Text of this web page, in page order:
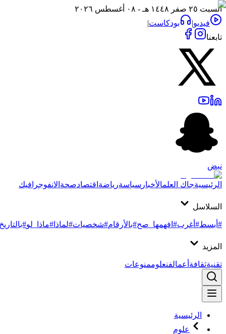
السبت ٢٥ صفر ١٤٤٨ هـ - ٠٨ أغسطس ٢٠٢٦
فيديو| بودكاست|
تابعنا
نبض
الرئيسيةجاك العلمالأخبار سياسةرياضةاقتصادصحةالانفوجرافيك
السلاسل
#أبسط#أغرب#افهمها_صح#بالأرقام#شخصيات#لماذا #ماذا_لو#بالتاريخ
المزيد
تقنيةثقافةأعمالفنعلوممنوعات
الرئيسية
علوم